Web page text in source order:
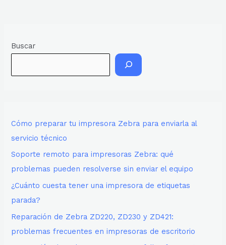
Buscar
Cómo preparar tu impresora Zebra para enviarla al
servicio técnico
Soporte remoto para impresoras Zebra: qué
problemas pueden resolverse sin enviar el equipo
¿Cuánto cuesta tener una impresora de etiquetas
parada?
Reparación de Zebra ZD220, ZD230 y ZD421:
problemas frecuentes en impresoras de escritorio